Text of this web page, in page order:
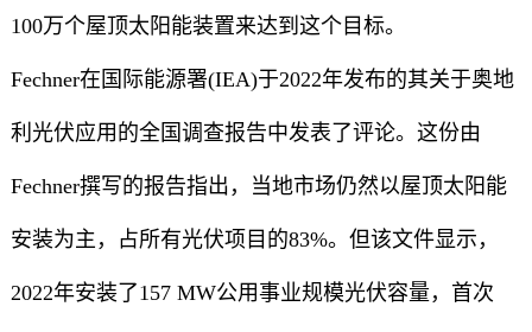
100万个屋顶太阳能装置来达到这个目标。
Fechner在国际能源署(IEA)于2022年发布的其关于奥地
利光伏应用的全国调查报告中发表了评论。这份由
Fechner撰写的报告指出，当地市场仍然以屋顶太阳能
安装为主，占所有光伏项目的83%。但该文件显示，
2022年安装了157 MW公用事业规模光伏容量，首次